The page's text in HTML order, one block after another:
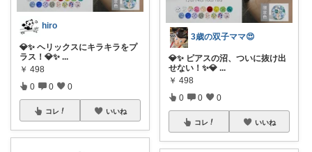
hiro
💎✨ ヘリックスにキラキラをプ
ラス！💎✨ ...
￥ 498
0 0 0
コレ いいね
3歳の双子ママ😍
💎✨ ピアスの沼、ついに抜け出
せない！✨💎 ...
￥ 498
0 0 0
コレ いいね